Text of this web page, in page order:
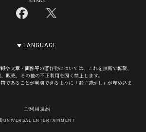
LANGUAGE
や文章・画像等の著作物については、これを無断で転載、
販売、その他の不正利用を固く禁止します。
であることが判別できるように「電子透かし」が埋め込ま
ご利用規約
UNIVERSAL ENTERTAINMENT